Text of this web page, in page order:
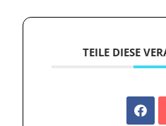
TEILE DIESE